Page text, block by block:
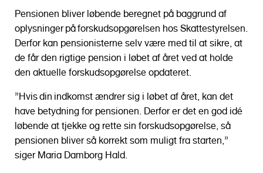
Pensionen bliver løbende beregnet på baggrund af
oplysninger på forskudsopgørelsen hos Skattestyrelsen.
Derfor kan pensionisterne selv være med til at sikre, at
de får den rigtige pension i løbet af året ved at holde
den aktuelle forskudsopgørelse opdateret.
”Hvis din indkomst ændrer sig i løbet af året, kan det
have betydning for pensionen. Derfor er det en god idé
løbende at tjekke og rette sin forskudsopgørelse, så
pensionen bliver så korrekt som muligt fra starten,”
siger Maria Damborg Hald.